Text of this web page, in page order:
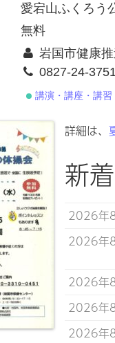
愛宕山ふくろう
無料
岩国市健康
0827-24-3751
講演・講座・講習
詳細は、
新
2026年
2026年
2026年
2026年
2026年